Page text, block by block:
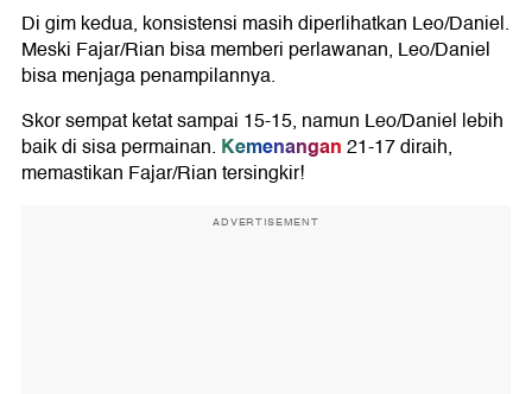
Di gim kedua, konsistensi masih diperlihatkan Leo/Daniel.
Meski Fajar/Rian bisa memberi perlawanan, Leo/Daniel
bisa menjaga penampilannya.
Skor sempat ketat sampai 15-15, namun Leo/Daniel lebih
baik di sisa permainan. Kemenangan21-17 diraih,
memastikan Fajar/Rian tersingkir!
ADVERTISEMENT